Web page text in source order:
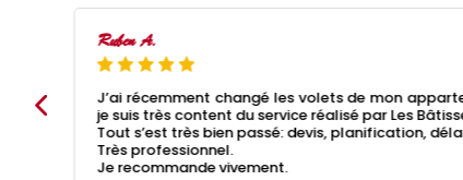
Ruben A.
J’ai récemment changé les volets de mon
je suis très content du service réalisé par Les
Tout s’est très bien passé: devis, planification,
Très professionnel.
Je recommande vivement.